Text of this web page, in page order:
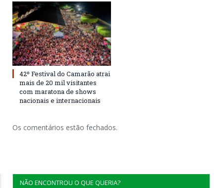
42º Festival do Camarão atrai
mais de 20 mil visitantes
com maratona de shows
nacionais e internacionais
Os comentários estão fechados.
NÃO ENCONTROU O QUE QUERIA?